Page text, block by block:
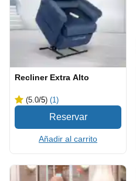
Recliner Extra Alto
(5.0/5) (1)
Añadir al carrito